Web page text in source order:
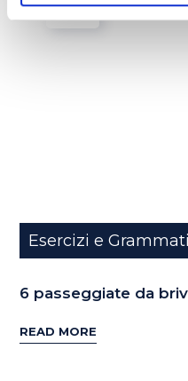
Esercizi e
6 passeggiate da
READ MORE